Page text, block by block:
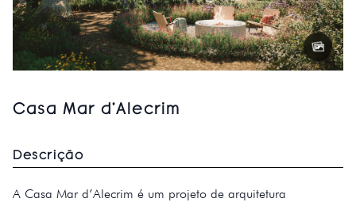
Casa Mar d’Alecrim
Descrição
A Casa Mar d’Alecrim é um projeto de arquitetura